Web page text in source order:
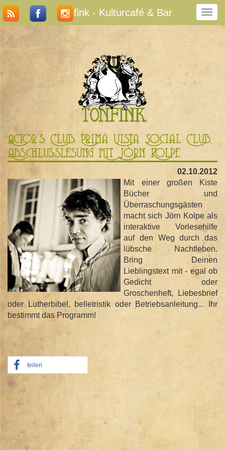
N
a
m
s
h
a
l
e
n
Tonfink - Kulturcafé & Bar
Actor's Club: Prima Vista Social Club,
Abschlusslesung Mit Jörn Kolpe
02.10.2012
Mit einer großen Kiste
Bücher und
Überraschungsgästen
macht sich Jörn Kolpe als
interaktive Vorlesehilfe
auf den Weg durch das
lübsche Nachtleben.
Bring Deinen
Lieblingstext mit - egal ob
Gedicht oder
Groschenheft, Liebesbrief
oder Lutherbibel, belletristik oder Betriebsanleitung... Ihr
bestimmt das Programm!
teilen